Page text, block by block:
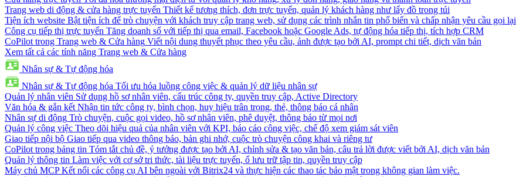
Trang web di động & cửa hàng trực tuyến Thiết kế tương thích, đơn trực tuyến, quản lý khách hàng như lấy đồ trong túi
Tiện ích website Bật tiện ích để trò chuyện với khách truy cập trang web, sử dụng các trình nhắn tin phổ biến và chấp nhận yêu cầu gọi lại
Công cụ tiếp thị trực tuyến Tăng doanh số với tiếp thị qua email, Facebook hoặc Google Ads, tự động hóa tiếp thị, tích hợp CRM
CoPilot trong Trang web & Cửa hàng Viết nội dung thuyết phục theo yêu cầu, ảnh được tạo bởi AI, prompt chi tiết, dịch văn bản
Xem tất cả các tính năng Trang web & Cửa hàng
Nhân sự & Tự động hóa
Nhân sự & Tự động hóa Tối ưu hóa luồng công việc & quản lý dữ liệu nhân sự
Quản lý nhân viên Sử dụng hồ sơ nhân viên, cấu trúc công ty, quyền truy cập, Active Directory
Văn hóa & gắn kết Nhận tin tức công ty, bình chọn, huy hiệu trân trọng, thẻ, thông báo cá nhân
Nhân sự di động Trò chuyện, cuộc gọi video, hồ sơ nhân viên, phê duyệt, thông báo từ mọi nơi
Quản lý công việc Theo dõi hiệu quả của nhân viên với KPI, báo cáo công việc, chế độ xem giám sát viên
Giao tiếp nội bộ Giao tiếp qua video thông báo, bản ghi nhớ, cuộc trò chuyện công khai và riêng tư
CoPilot trong bảng tin Tóm tắt chủ đề, ý tưởng được tạo bởi AI, chỉnh sửa & tạo văn bản, câu trả lời được viết bởi AI, dịch văn bản
Quản lý thông tin Làm việc với cơ sở tri thức, tài liệu trực tuyến, ổ lưu trữ tập tin, quyền truy cập
Máy chủ MCP Kết nối các công cụ AI bên ngoài với Bitrix24 và thực hiện các thao tác bảo mật trong không gian làm việc.